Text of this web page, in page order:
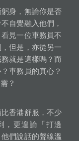
身，無論你是否
自覺融入他們，
見一位車務員不
但是，亦從另一
就是這樣嗎？而
車務員的真心？
？
香港舒服，不少
，更遑論「打邊
們說話的聲線溫